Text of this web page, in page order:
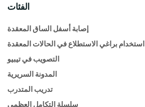
الفئات
إصابة أسفل الساق المعقدة
استخدام براغي الاستطلاع في الحالات المعقدة
التصويب في تيبيو
المدونة السريرية
تدريب المتدرب
سلسلة التكامل العظمي